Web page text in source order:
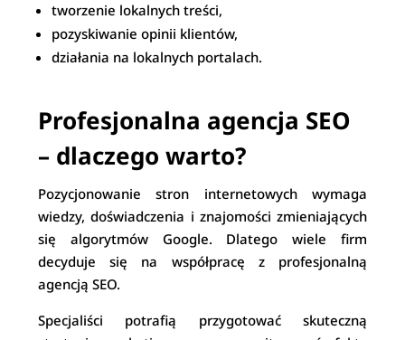
tworzenie lokalnych treści,
pozyskiwanie opinii klientów,
działania na lokalnych portalach.
Profesjonalna agencja SEO
– dlaczego warto?
Pozycjonowanie stron internetowych wymaga
wiedzy, doświadczenia i znajomości zmieniających
się algorytmów Google. Dlatego wiele firm
decyduje się na współpracę z profesjonalną
agencją SEO.
Specjaliści potrafią przygotować skuteczną